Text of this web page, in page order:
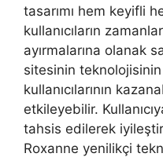
tasarımı hem keyifli
kullanıcıların
ayırmalarına olanak
sitesinin
kullanıcılarının
etkileyebilir.
tahsis edilerek
Roxanne yenilikçi